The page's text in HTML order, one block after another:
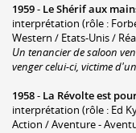
1959- Le Shérif aux
interprétation (rôle :
Western / Etats-Unis /
Un tenancier de saloon
venger celui-ci, victime
1958- La Révolte est
interprétation (rôle : Ed
Action / Aventure -